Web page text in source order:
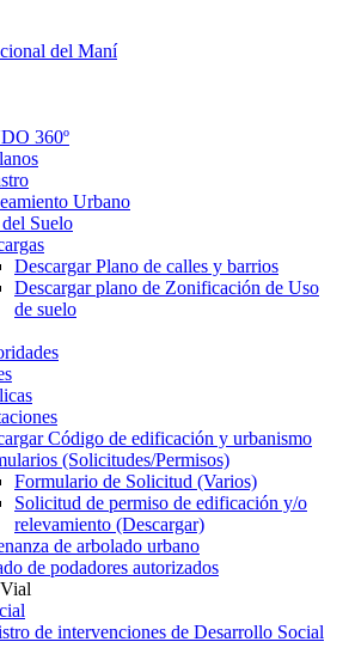
del Maní
360º
Urbano
Suelo
Descargar Plano de calles y barrios
Descargar plano de Zonificación de Uso
de suelo
Código de edificación y urbanismo
(Solicitudes/Permisos)
Formulario de Solicitud (Varios)
Solicitud de permiso de edificación y/o
relevamiento (Descargar)
de arbolado urbano
de podadores autorizados
de intervenciones de Desarrollo Social